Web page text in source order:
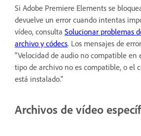
Si Adobe Premiere Elements se
devuelve un error cuando intentas
vídeo, consulta Solucionar problemas
archivo y códecs. Los mensajes de
"Velocidad de audio no compatible en
tipo de archivo no es compatible, o el
está instalado."
Archivos de vídeo